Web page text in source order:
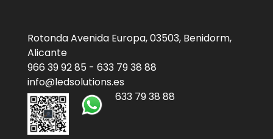
Rotonda Avenida Europa, 03503, Benidorm,
Alicante
966 39 92 85 - 633 79 38 88
info@ledsolutions.es
633 79 38 88